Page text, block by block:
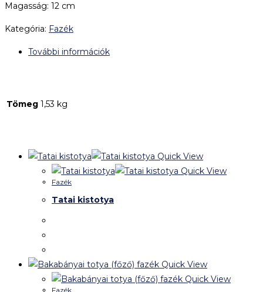
Magasság: 12 cm
Kategória: Fazék
További információk
Tömeg 1,53 kg
Quick View
Quick View
Fazék
Tatai kistotya
Quick View
Quick View
Fazék